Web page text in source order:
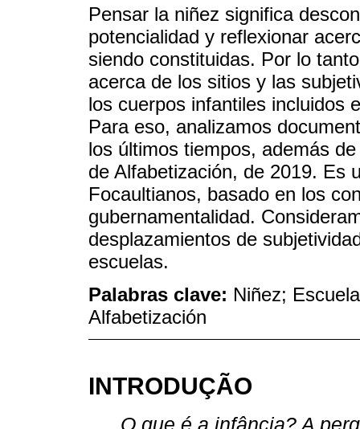
Pensar la niñez significa
potencialidad y reflexionar
siendo constituidas. Por lo
acerca de los sitios y las
los cuerpos infantiles incluidos
Para eso, analizamos
los últimos tiempos, además
de Alfabetización, de 2019. Es
Focaultianos, basado en los
gubernamentalidad.
desplazamientos de
escuelas.
Palabras clave: Niñez;
Alfabetización
INTRODUÇÃO
O que é a infância? A